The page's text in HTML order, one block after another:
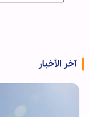
آخر الأخبار